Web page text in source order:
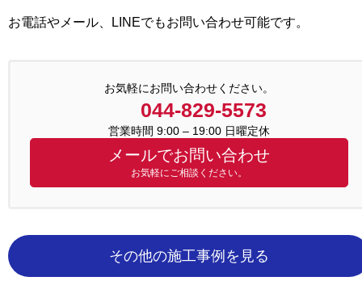
お電話やメール、LINEでもお問い合わせ可能です。
お気軽にお問い合わせください。
044-829-5573
営業時間 9:00 – 19:00 日曜定休
メールでお問い合わせ
お気軽にご相談ください。
その他の施工事例を見る